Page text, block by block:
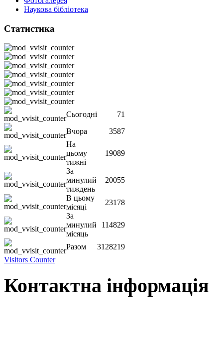
Наукова бібліотека
Статистика
Сьогодні
71
Вчора
3587
На
цьому
тижні
19089
За
минулий
тиждень
20055
В цьому
місяці
23178
За
минулий
місяць
114829
Разом
3128219
Visitors Counter
Контактна інформація